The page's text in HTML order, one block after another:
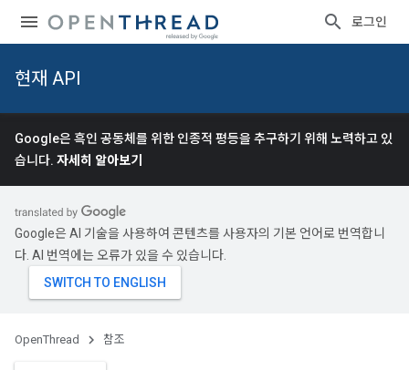
로그인
현재 API
Google은 흑인 공동체를 위한 인종적 평등을 추구하기 위해 노력하고 있
습니다. 자세히 알아보기
Google은 AI 기술을 사용하여 콘텐츠를 사용자의 기본 언어로 번역합니
다. AI 번역에는 오류가 있을 수 있습니다.
OpenThread 참조